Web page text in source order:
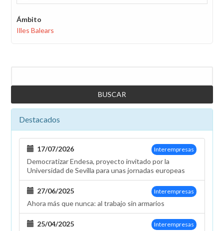
Ámbito
Illes Balears
Destacados
Interempresas
17/07/2026
Democratizar Endesa, proyecto invitado por la
Universidad de Sevilla para unas jornadas europeas
Interempresas
27/06/2025
Ahora más que nunca: al trabajo sin armarios
Interempresas
25/04/2025